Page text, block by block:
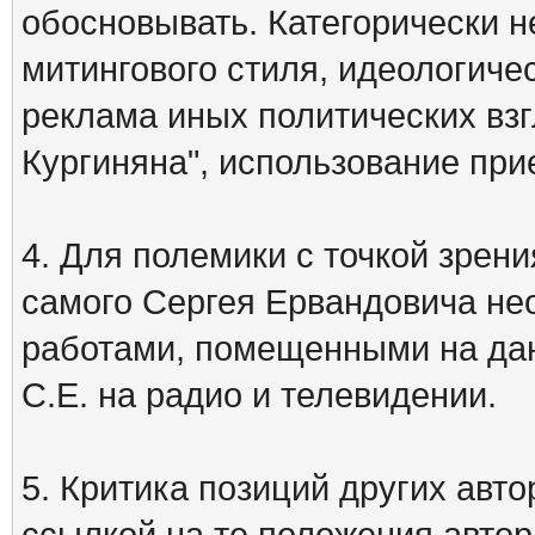
обосновывать. Категорически
митингового стиля,
реклама иных политических
Кургиняна", использование
4. Для полемики с точкой
самого Сергея Ервандовича
работами, помещенными на
С.Е. на радио и телевидении.
5. Критика позиций других